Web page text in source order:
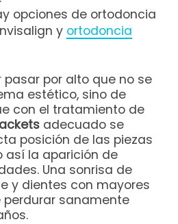
opciones de ortodoncia
y ortodoncia
pasar por alto que no se
estético, sino de
con el tratamiento de
adecuado se
posición de las piezas
así la aparición de
Una sonrisa de
y dientes con mayores
sanamente